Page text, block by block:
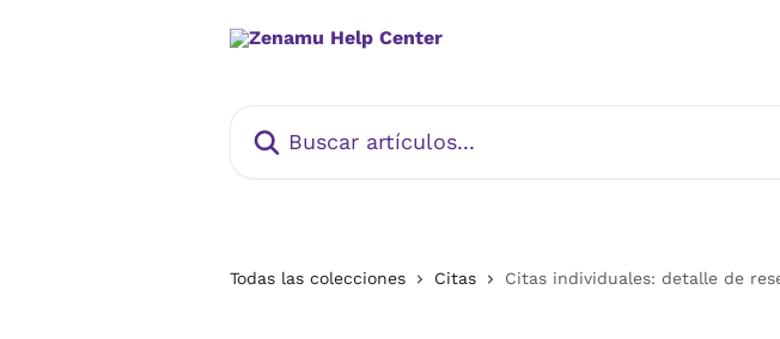
Todas las colecciones Citas Citas individuales: detalle de